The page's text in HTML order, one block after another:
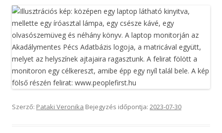
Szerző: Pataki Veronika Bejegyzés időpontja: 2023-07-30